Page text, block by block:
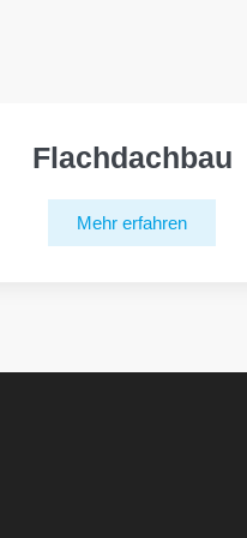
Flachdachbau
Mehr erfahren